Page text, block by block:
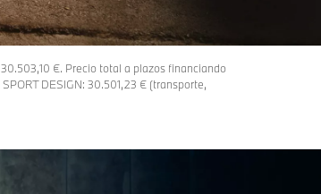
€. Precio total a plazos financiando
DESIGN: 30.501,23 € (transporte,